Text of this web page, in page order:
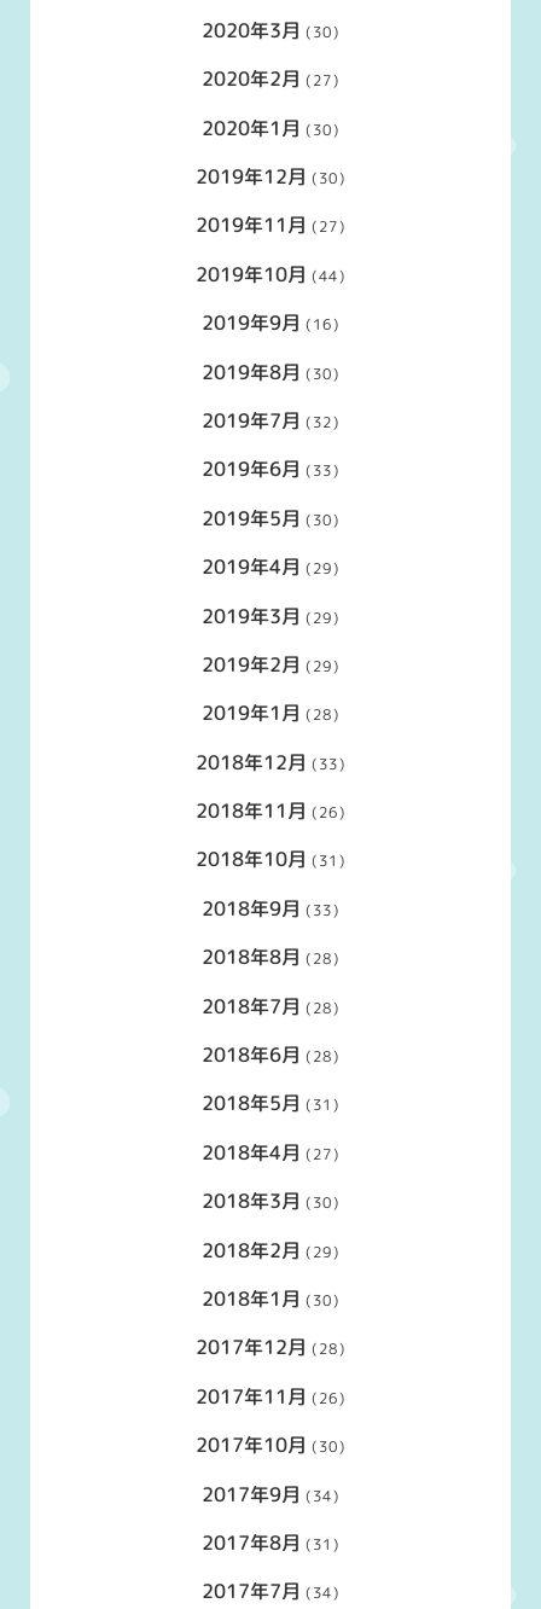
2020年3月 (30)
2020年2月 (27)
2020年1月 (30)
2019年12月 (30)
2019年11月 (27)
2019年10月 (44)
2019年9月 (16)
2019年8月 (30)
2019年7月 (32)
2019年6月 (33)
2019年5月 (30)
2019年4月 (29)
2019年3月 (29)
2019年2月 (29)
2019年1月 (28)
2018年12月 (33)
2018年11月 (26)
2018年10月 (31)
2018年9月 (33)
2018年8月 (28)
2018年7月 (28)
2018年6月 (28)
2018年5月 (31)
2018年4月 (27)
2018年3月 (30)
2018年2月 (29)
2018年1月 (30)
2017年12月 (28)
2017年11月 (26)
2017年10月 (30)
2017年9月 (34)
2017年8月 (31)
2017年7月 (34)